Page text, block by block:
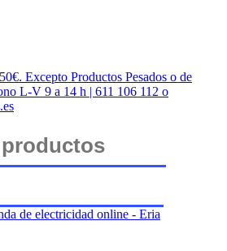
Excepto Productos Pesados o de
L-V 9 a 14 h | 611 106 112 o